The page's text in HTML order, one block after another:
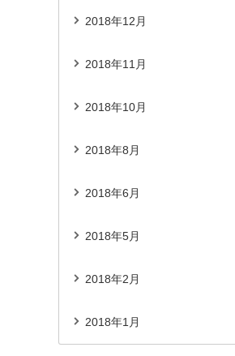
2018年12月
2018年11月
2018年10月
2018年8月
2018年6月
2018年5月
2018年2月
2018年1月